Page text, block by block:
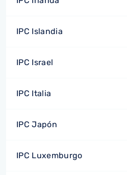
IPC Islandia
IPC Israel
IPC Italia
IPC Japón
IPC Luxemburgo